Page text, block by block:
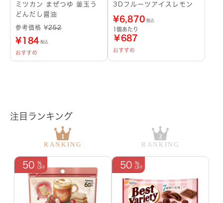
ミツカン まぜつゆ 釜玉う
どんだし醤油
参考価格 ¥252
¥184 税込
おすすめ
3Dフルーツアイスレモン
¥6,870 税込
1個あたり
￥687
おすすめ
注目ランキング
50 50